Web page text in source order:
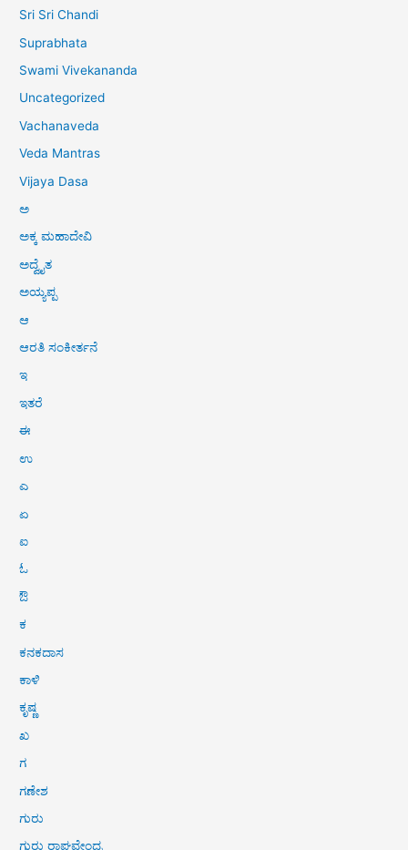
Sri Sri Chandi
Suprabhata
Swami Vivekananda
Uncategorized
Vachanaveda
Veda Mantras
Vijaya Dasa
ಅ
ಅಕ್ಕ ಮಹಾದೇವಿ
ಅದ್ವೈತ
ಅಯ್ಯಪ್ಪ
ಆ
ಆರತಿ ಸಂಕೀರ್ತನೆ
ಇ
ಇತರೆ
ಈ
ಉ
ಎ
ಏ
ಐ
ಓ
ಔ
ಕ
ಕನಕದಾಸ
ಕಾಳಿ
ಕೃಷ್ಣ
ಖ
ಗ
ಗಣೇಶ
ಗುರು
ಗುರು ರಾಘವೇಂದ್ರ